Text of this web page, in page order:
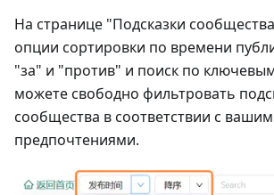
На странице "Подсказки
опции сортировки по времени
"за" и "против" и поиск по
можете свободно фильтровать
сообщества в соответствии с
предпочтениями.